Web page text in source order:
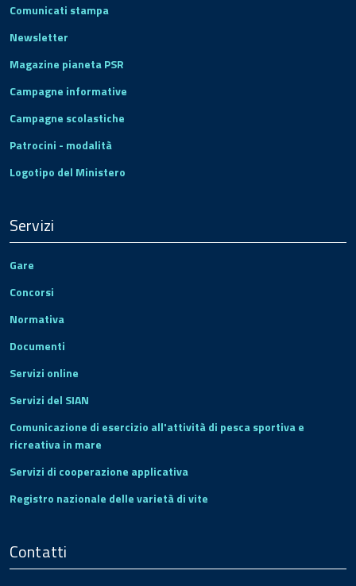
Comunicati stampa
Newsletter
Magazine pianeta PSR
Campagne informative
Campagne scolastiche
Patrocini - modalità
Logotipo del Ministero
Servizi
Gare
Concorsi
Normativa
Documenti
Servizi online
Servizi del SIAN
Comunicazione di esercizio all'attività di pesca sportiva e
ricreativa in mare
Servizi di cooperazione applicativa
Registro nazionale delle varietà di vite
Contatti